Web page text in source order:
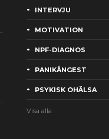
INTERVJU
MOTIVATION
NPF-DIAGNOS
PANIKÅNGEST
PSYKISK OHÄLSA
Visa alla